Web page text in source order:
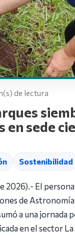
de lectura
en sede
Sostenibilidad
2026).- El
de
a una
en el sector